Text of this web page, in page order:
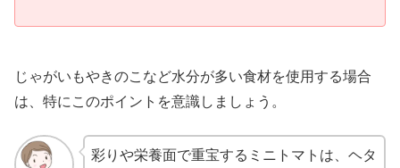
じゃがいもやきのこなど水分が多い食材を使用する場合
は、特にこのポイントを意識しましょう。
彩りや栄養面で重宝するミニトマトは、ヘタ